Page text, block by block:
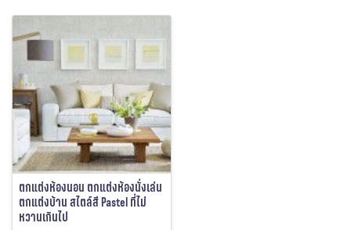
ตกแต่งห้องนอน ตกแต่งห้องนั่งเล่น
ตกแต่งบ้าน สไตล์สี Pastel ที่ไม่
หวานเกินไป